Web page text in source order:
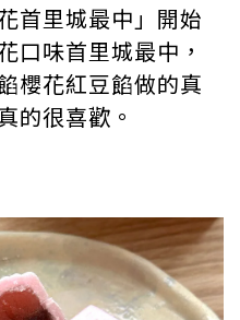
首里城最中」開始
口味首里城最中，
櫻花紅豆餡做的真
的很喜歡。